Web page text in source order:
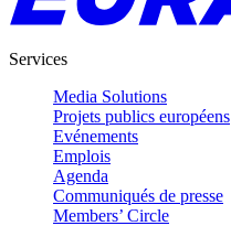
Services
Media Solutions
Projets publics européens
Evénements
Emplois
Agenda
Communiqués de presse
Members’ Circle